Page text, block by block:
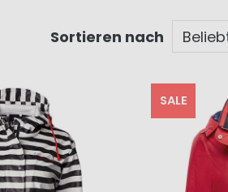
Sortieren nach
SALE